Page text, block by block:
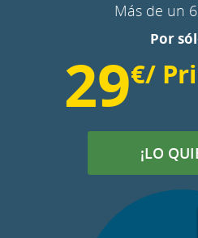
Más de un
Por
29€/
¡LO